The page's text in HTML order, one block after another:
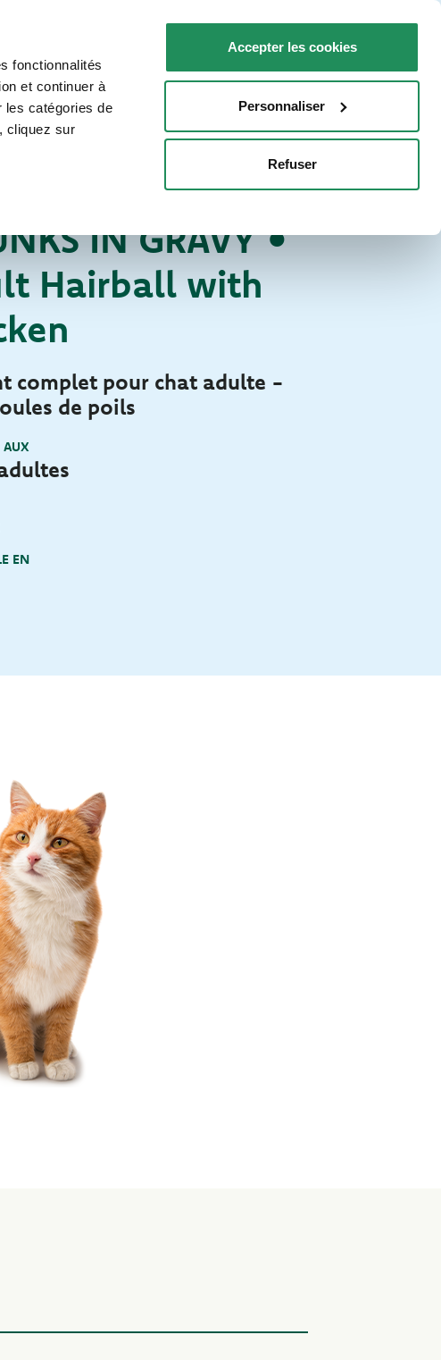
fonctionnalités
et continuer à
les catégories de
cliquez sur
Accepter les cookies
Personnaliser
Refuser
Nous contacter FR
POUR VOTRE CHAT POINTS DE VENTE
IN GRAVY •
Hairball with
complet pour chat adulte -
de poils
EN